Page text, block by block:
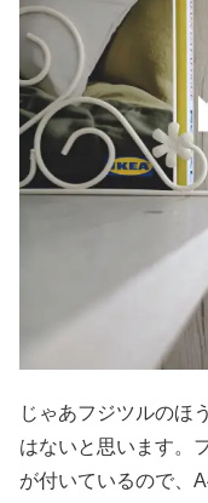
じゃあフジツルのほ
はないと思います。
が付いているので、